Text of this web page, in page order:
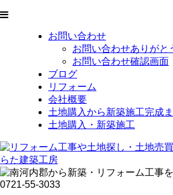
お問い合わせ
お問い合わせありがと
お問い合わせ確認画面
ブログ
リフォーム
会社概要
土地購入から新築施工完成
土地購入・新築施工